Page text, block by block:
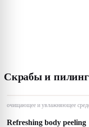
Скрабы и
очищающее и увлажняющее
Refreshing body peeling